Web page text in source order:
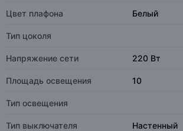
Цвет плафона Белый
Тип цоколя
Напряжение сети 220 Вт
Площадь освещения 10
Тип освещения
Тип выключателя Настенный